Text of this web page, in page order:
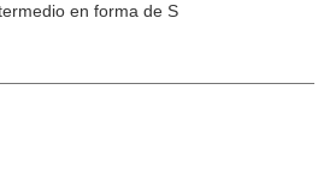
en forma de S